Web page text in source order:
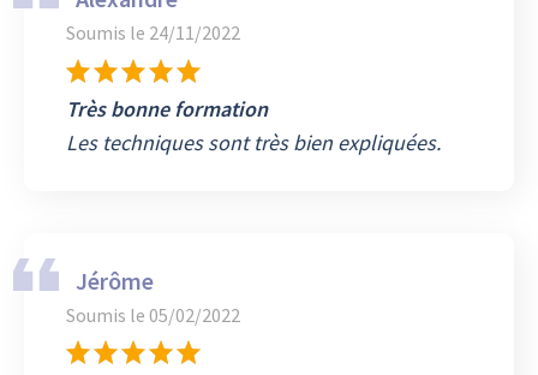
Soumis le 24/11/2022
Très bonne formation
Les techniques sont très bien expliquées.
Jérôme
Soumis le 05/02/2022